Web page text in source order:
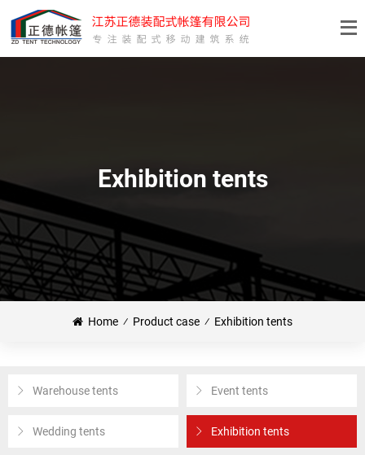
Exhibition tents
Home ⁄ Product case ⁄ Exhibition tents
Warehouse tents Event tents
Wedding tents Exhibition tents